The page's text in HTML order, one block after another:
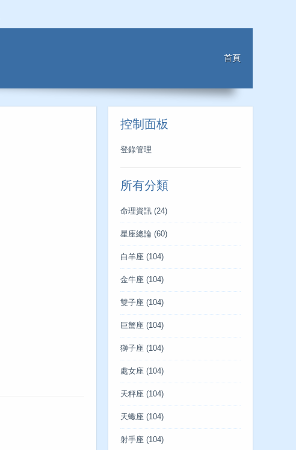
首頁
控制面板
登錄管理
所有分類
命理資訊 (24)
星座總論 (60)
白羊座 (104)
金牛座 (104)
雙子座 (104)
巨蟹座 (104)
獅子座 (104)
處女座 (104)
天秤座 (104)
天蠍座 (104)
射手座 (104)